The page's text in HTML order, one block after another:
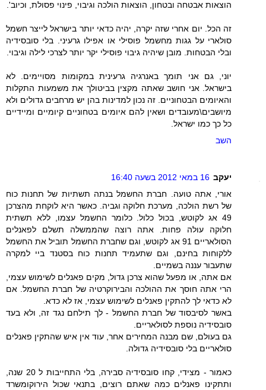
הוצאות אבטחה ובטחון, הוצאות הולכה וגיבוי, פינוי פסולת, וכיוב'.
זה הכל. יום אחרי שזה יקרה, יהיה כדאי יותר בישראל לייצר חשמל
סולארי על גגות מחשמל פוסילי או אפילו גרעיני. בלי סובסידיה
ובלי הבטחות. מובן שיהיה גיבוי פוסילי יקר יותר לצרכי לילה וגיבוי.
יוני, גם אני תומך באנרגיה גרעינית במקומות מסויימים. לא
בישראל. אני חושב שאתה מקצין בביטולך את משמעות התקלות
והאיומים הבטחוניים. זה נכון למדינות בהן יש מרחבים גדולים ולא
מיושבים\מעובדים ושאין להם איומים בטחוניים קיומיים ומיידיים
כל כך כמו ישראל.
השב
יעקב 16 במאי 2012 בשעה 16:40
אורי, אתה טועה. חברת החשמל בנתה תשתיות של תחנות כוח
של רשת הולכה, מערכת חלוקה וגביה. כאשר היא לוקחת מהצרכן
49 אג לקוטש, בכול כלול. כלומר החשמל עצמו, ללא תשתית
חלוקה עולה פחות. אתה רוצה שהממשלה תשלם לפאנלים
הסולאריים 91 אג לקוטש, וגם שחברת החשמל תוביל את החשמל
ללקוחות בחינם, וגם שתעמיד תחנות כוח בסטנד ביי למקרה
שתעבור עננה בשמיים.
אם אתה, או מפעל שהוא צרכן גדול, מקים פאנלים לשימוש עצמי,
הרי אתה חוסך את ההולכה והבירוקרטיה של חברת החשמל. אם
לא כדאי לך להתקין פאנלים לשימוש עצמי, אז לא כדא.
באשר לסיבסוד של חברת החשמל - לך תילחם נגד זה, ולא בעד
סובסידיה נוספת לסולאריים.
גם בעולם, שם מבנה המחירים אחר, עוד אין איש שהתקין פאנלים
סולאריים בלי סובסידיה גדולה.
כאמור - מצידי, קחו סובסידיה סבירה, בלי התחייבות ל 20 שנה,
ותתקינו פאנלים כמה שאתם רוצים, בתנאי שכול הירוקומשרד